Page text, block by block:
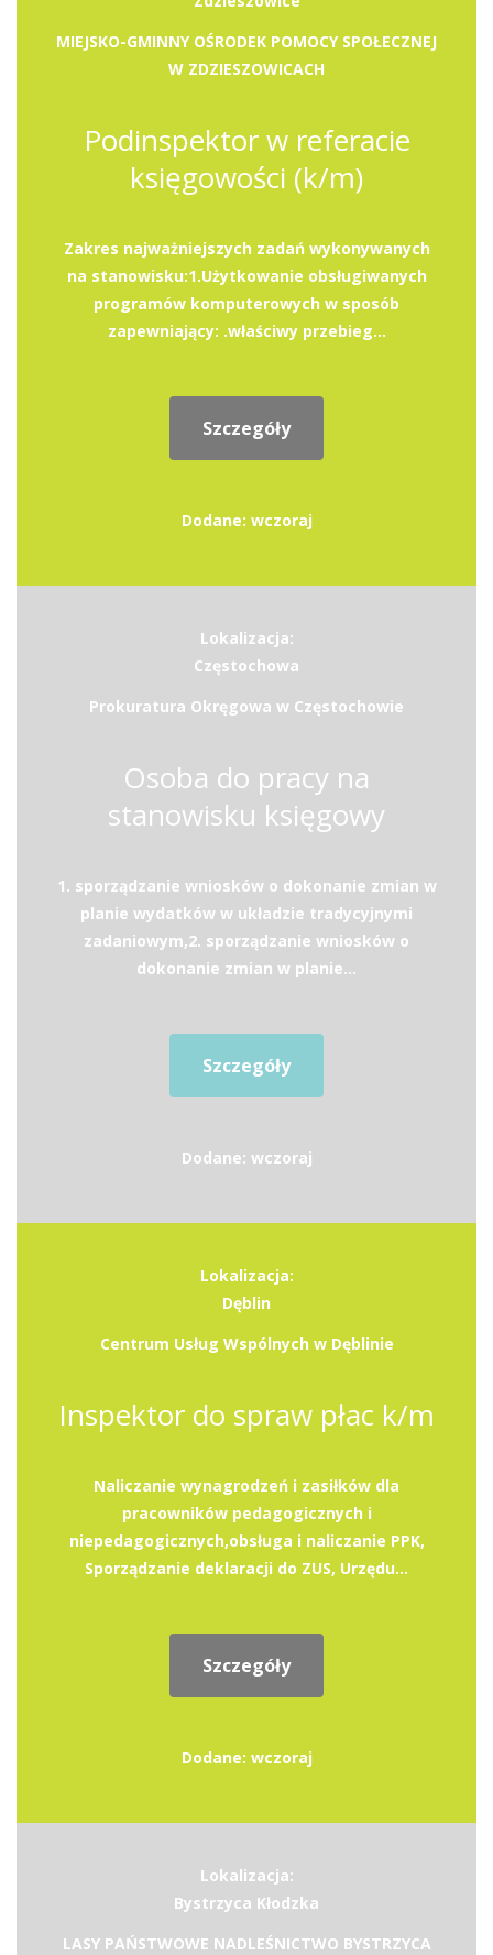
MIEJSKO-GMINNY OŚRODEK POMOCY SPOŁECZNEJ
W ZDZIESZOWICACH
Podinspektor w referacie
księgowości (k/m)
Zakres najważniejszych zadań wykonywanych
na stanowisku:1.Użytkowanie obsługiwanych
programów komputerowych w sposób
zapewniający: .właściwy przebieg...
Szczegóły
Dodane: wczoraj
Lokalizacja:
Częstochowa
Prokuratura Okręgowa w Częstochowie
Osoba do pracy na
stanowisku księgowy
1. sporządzanie wniosków o dokonanie zmian w
planie wydatków w układzie tradycyjnymi
zadaniowym,2. sporządzanie wniosków o
dokonanie zmian w planie...
Szczegóły
Dodane: wczoraj
Lokalizacja:
Dęblin
Centrum Usług Wspólnych w Dęblinie
Inspektor do spraw płac k/m
Naliczanie wynagrodzeń i zasiłków dla
pracowników pedagogicznych i
niepedagogicznych,obsługa i naliczanie PPK,
Sporządzanie deklaracji do ZUS, Urzędu...
Szczegóły
Dodane: wczoraj
Lokalizacja:
Bystrzyca Kłodzka
LASY PAŃSTWOWE NADLEŚNICTWO BYSTRZYCA